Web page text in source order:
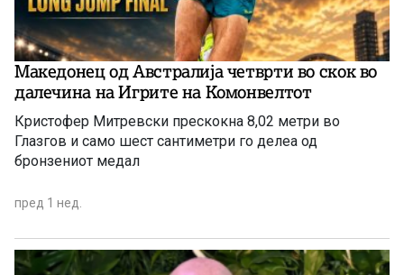
Македонец од Австралија четврти во скок во
далечина на Игрите на Комонвелтот
Кристофер Митревски прескокна 8,02 метри во
Глазгов и само шест сантиметри го делеа од
бронзениот медал
пред 1 нед.